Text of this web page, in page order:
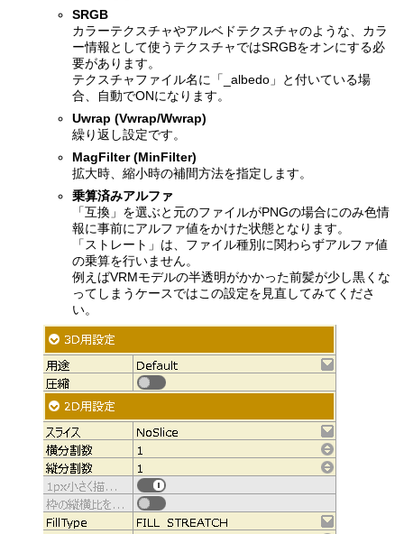
SRGB
カラーテクスチャやアルベドテクスチャのような、カラ
ー情報として使うテクスチャではSRGBをオンにする必
要があります。
テクスチャファイル名に「_albedo」と付いている場
合、自動でONになります。
Uwrap (Vwrap/Wwrap)
繰り返し設定です。
MagFilter (MinFilter)
拡大時、縮小時の補間方法を指定します。
乗算済みアルファ
「互換」を選ぶと元のファイルがPNGの場合にのみ色情
報に事前にアルファ値をかけた状態となります。
「ストレート」は、ファイル種別に関わらずアルファ値
の乗算を行いません。
例えばVRMモデルの半透明がかかった前髪が少し黒くな
ってしまうケースではこの設定を見直してみてくださ
い。